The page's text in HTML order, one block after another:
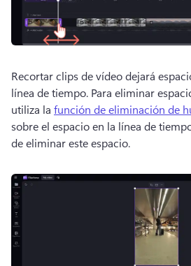
Recortar clips de vídeo dejará
línea de tiempo. Para eliminar
utiliza la función de eliminación de
sobre el espacio en la línea de
de eliminar este espacio.